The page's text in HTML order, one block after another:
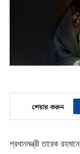
শেয়ার করুন
প্রধানমন্ত্রী তারেক